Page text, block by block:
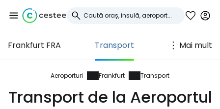
Frankfurt FRA Transport Mai mult
Aeroporturi Frankfurt Transport
Transport de la Aeroportul
Conectați-vă la
Cestee
... comunitatea mondială a călătorilor